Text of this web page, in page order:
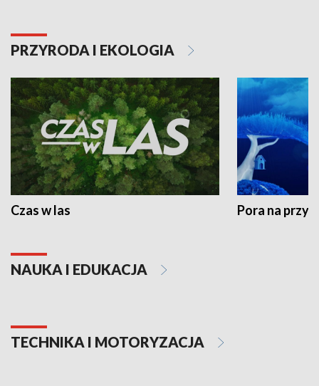
PRZYRODA I EKOLOGIA
Czas w las Pora na
NAUKA I EDUKACJA
TECHNIKA I MOTORYZACJA